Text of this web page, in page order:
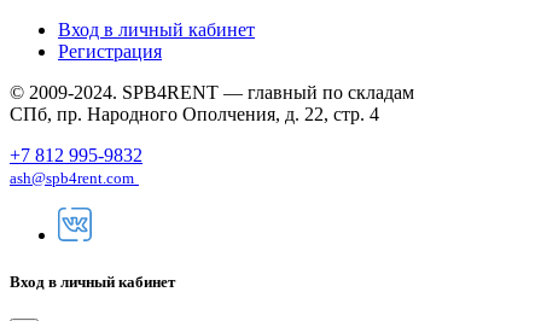
Вход в личный кабинет
Регистрация
© 2009-2024. SPB4RENT — главный по складам
СПб, пр. Народного Ополчения, д. 22, стр. 4
+7 812 995-9832
ash@spb4rent.com
Вход в личный кабинет